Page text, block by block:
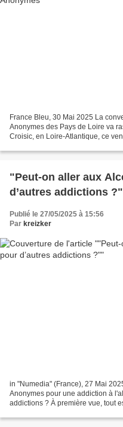
France Bleu, 30 Mai 2025 La
Anonymes des Pays de Loire va
Croisic, en Loire-Atlantique, ce
"Peut-on aller aux
d’autres addictions ?"
Publié le 27/05/2025 à 15:56
Par kreizker
in "Numedia" (France), 27 Mai
Anonymes pour une addiction à
addictions ? À première vue, tout